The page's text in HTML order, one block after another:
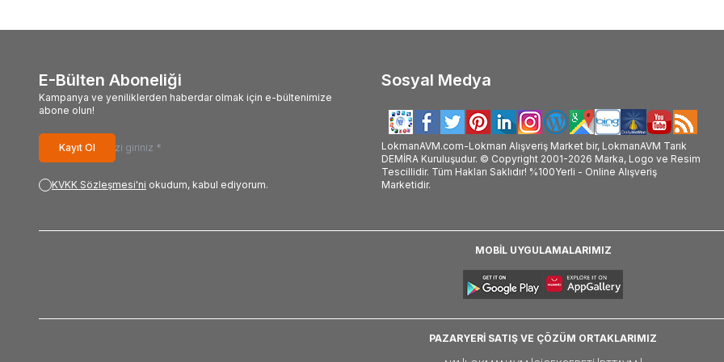
E-Bülten Aboneliği
Kampanya ve yeniliklerden haberdar olmak için e-bültenimize
abone olun!
Kayıt Ol
KVKK Sözleşmesi'ni okudum, kabul ediyorum.
Sosyal Medya
LokmanAVM.com-Lokman Alışveriş Market bir, LokmanAVM Tarık
DEMİRA Kuruluşudur. © Copyright 2001-2026 Marka, Logo ve Resim
Tescillidir. Tüm Hakları Saklıdır! %100Yerli - Online Alışveriş
Marketidir.
MOBİL UYGULAMALARIMIZ
PAZARYERİ SATIŞ VE ÇÖZÜM ORTAKLARIMIZ